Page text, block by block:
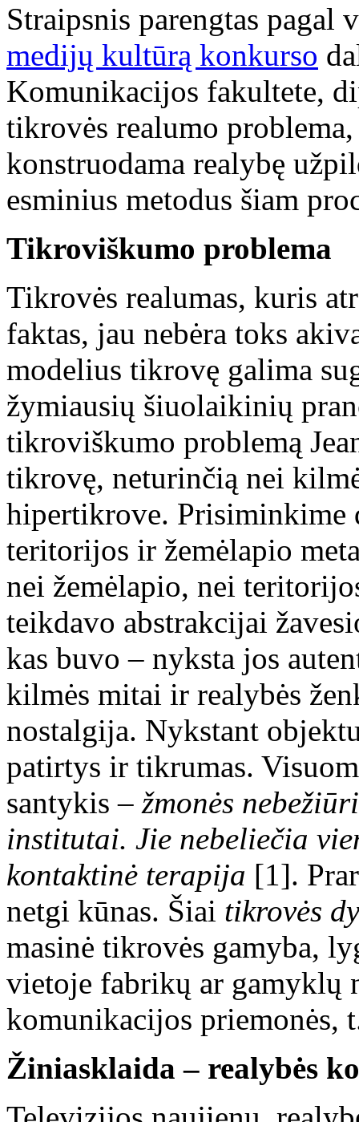
Straipsnis parengtas pagal
medijų kultūrą konkurso
Komunikacijos fakultete,
tikrovės realumo
konstruodama realybę
esminius metodus šiam
Tikroviškumo problema
Tikrovės realumas, kuris
faktas, jau nebėra toks
modelius tikrovę galima
žymiausių šiuolaikinių
tikroviškumo problemą
tikrovę, neturinčią nei
hipertikrove. Prisiminkime
teritorijos ir žemėlapio
nei žemėlapio, nei
teikdavo abstrakcijai
kas buvo – nyksta jos
kilmės mitai ir realybės
nostalgija. Nykstant
patirtys ir tikrumas.
santykis – žmonės
institutai. Jie nebeliečia
kontaktinė terapija [1].
netgi kūnas. Šiai tikrovės
masinė tikrovės gamyba,
vietoje fabrikų ar gamyklų
komunikacijos priemonės,
Žiniasklaida – realybės